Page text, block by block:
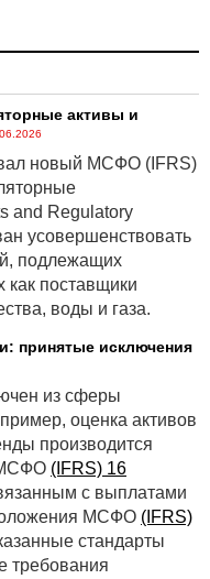
активы и
новый МСФО (IFRS)
and Regulatory
усовершенствовать
подлежащих
как поставщики
воды и газа.
принятые исключения
из сферы
оценка активов
производится
МСФО (IFRS) 16
с выплатами
МСФО (IFRS)
стандарты
требования